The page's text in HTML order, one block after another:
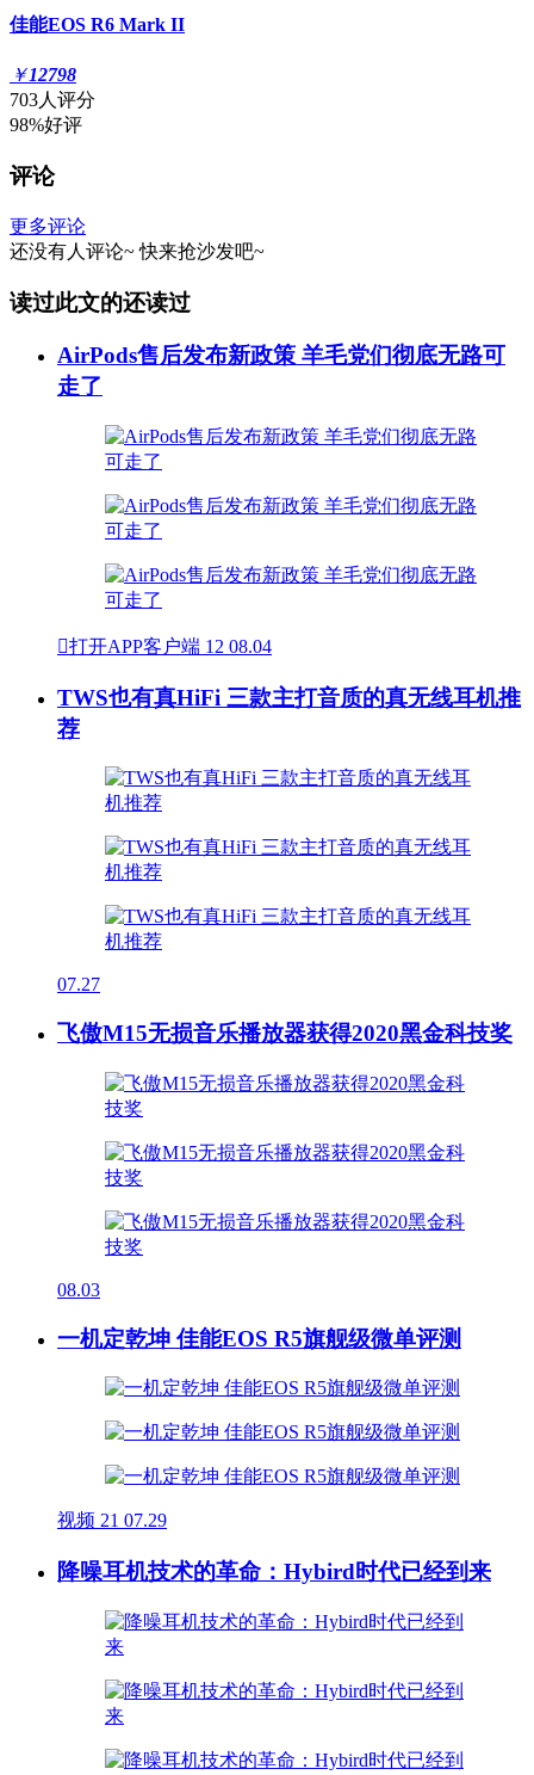
佳能EOS R6 Mark II
￥12798
703人评分
98%好评
评论
更多评论
还没有人评论~ 快来抢沙发吧~
读过此文的还读过
AirPods售后发布新政策 羊毛党们彻底无路可
走了
打开APP客户端 12 08.04
TWS也有真HiFi 三款主打音质的真无线耳机推
荐
07.27
飞傲M15无损音乐播放器获得2020黑金科技奖
08.03
一机定乾坤 佳能EOS R5旗舰级微单评测
视频 21 07.29
降噪耳机技术的革命：Hybird时代已经到来